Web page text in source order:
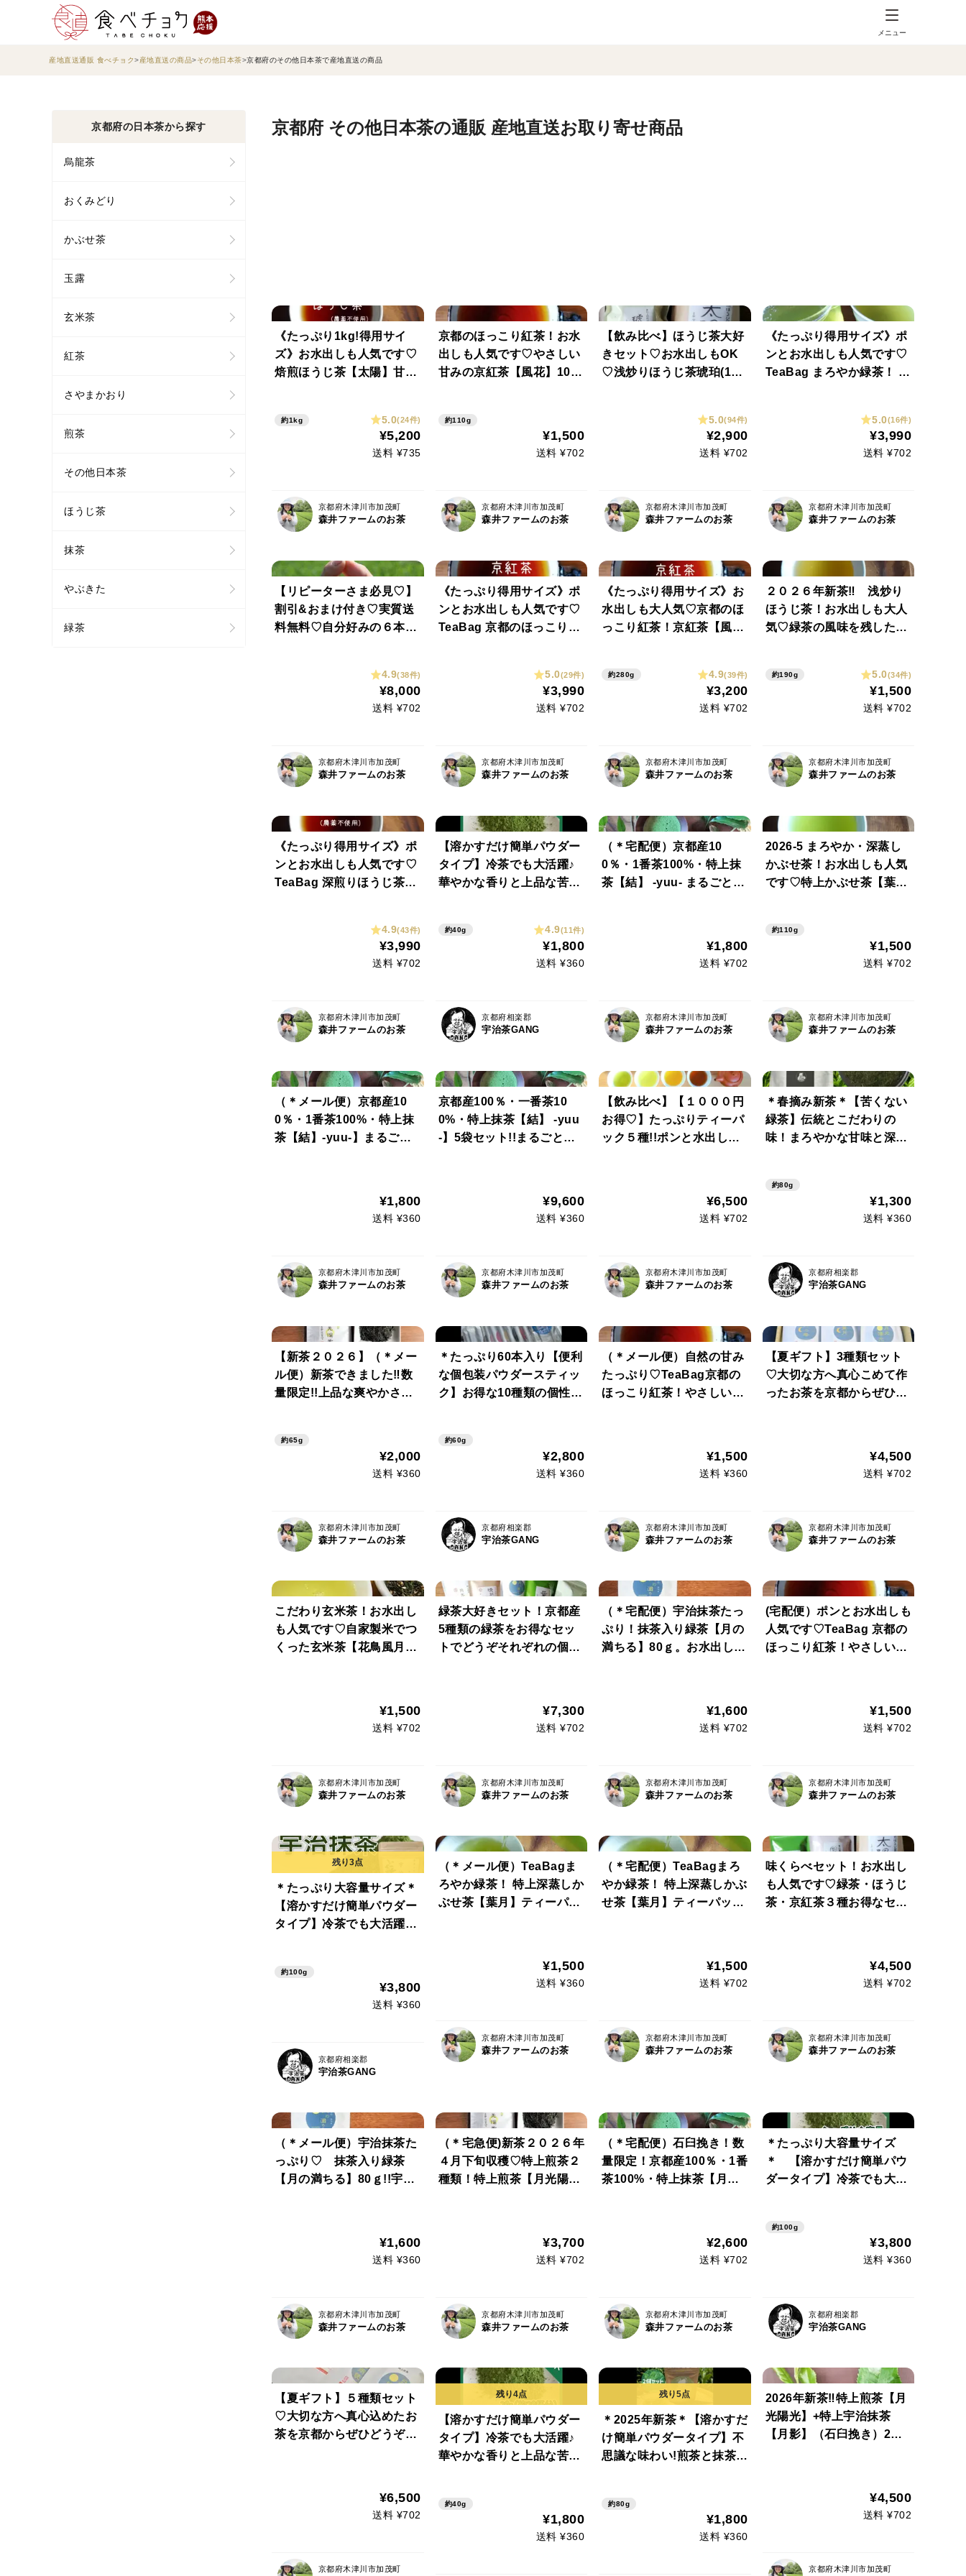
メニュー
産地直送通販 食べチョク 産地直送の商品 その他日本茶 京都府のその他日本茶で産地直送の商品
京都府 その他日本茶の通販 産地直送お取り寄せ商品
《たっぷり1kg!得用サイ
ズ》お水出しも人気です♡
焙煎ほうじ茶【太陽】甘み
0%・すべて農薬・化学肥
料・除草剤・畜産堆肥 不
約1kg 5.0(24件)
¥5,200
送料 ¥735
京都府木津川市加茂町
森井ファームのお茶
京都のほっこり紅茶！お水
出しも人気です♡やさしい
甘みの京紅茶【風花】105
約110g
¥1,500
送料 ¥702
京都府木津川市加茂町
森井ファームのお茶
【飲み比べ】ほうじ茶大好
きセット♡お水出しもOK
♡浅炒りほうじ茶琥珀(185
薬・化学肥料・除草剤不使
用）（ティーパックリクエ
5.0(94件)
¥2,900
送料 ¥702
京都府木津川市加茂町
森井ファームのお茶
《たっぷり得用サイズ》ポ
ンとお水出しも人気です♡
TeaBag まろやか緑茶！ 特
３ｇ×６０コ）（農薬・化
学肥料・除草剤不使用）自
然素材パック使用♡
5.0(16件)
¥3,990
送料 ¥702
京都府木津川市加茂町
森井ファームのお茶
【リピーターさま必見♡】
割引&おまけ付き♡実質送
料無料♡自分好みの６本セ
事項より6本リクエストOK
です！宇治抹茶結やティー
パックなどもOK！）
4.9(38件)
¥8,000
送料 ¥702
京都府木津川市加茂町
森井ファームのお茶
《たっぷり得用サイズ》ポ
ンとお水出しも人気です♡
TeaBag 京都のほっこり紅
６０コ）（農薬・化学肥
料・除草剤不使用）自然素
5.0(29件)
¥3,990
送料 ¥702
京都府木津川市加茂町
森井ファームのお茶
《たっぷり得用サイズ》お
水出しも大人気♡京都のほ
っこり紅茶！京紅茶【風
草剤不使用）
約280g 4.9(39件)
¥3,200
送料 ¥702
京都府木津川市加茂町
森井ファームのお茶
２０２６年新茶‼ 浅炒り
ほうじ茶！お水出しも大人
気♡緑茶の風味を残した手
使用した爽やかな香りもぜ
ひどうぞ♡（農薬・化学肥
料・除草剤・畜産堆肥不使
約190g 5.0(34件)
¥1,500
送料 ¥702
京都府木津川市加茂町
森井ファームのお茶
《たっぷり得用サイズ》ポ
ンとお水出しも人気です♡
TeaBag 深煎りほうじ茶
番茶の甘みも楽しんで頂け
ます♡(農薬・化学肥料・除
4.9(43件)
¥3,990
送料 ¥702
京都府木津川市加茂町
森井ファームのお茶
【溶かすだけ簡単パウダー
タイプ】冷茶でも大活躍♪
華やかな香りと上品な苦
肥料・除草剤・畜産堆肥不
約40g 4.9(11件)
¥1,800
送料 ¥360
京都府相楽郡
宇治茶GANG
（＊宅配便）京都産10
0％・1番茶100%・特上抹
茶【結】 -yuu- まるごとい
薬・化学肥料・除草剤・畜
¥1,800
送料 ¥702
京都府木津川市加茂町
森井ファームのお茶
2026-5 まろやか・深蒸し
かぶせ茶！お水出しも人気
です♡特上かぶせ茶【葉
００％・１番茶１００％・
遮光茶100％）（農薬・化
学肥料・除草剤不使用）
約110g
¥1,500
送料 ¥702
京都府木津川市加茂町
森井ファームのお茶
（＊メール便）京都産10
0％・1番茶100%・特上抹
茶【結】-yuu-】まるごと
（農薬・化学肥料・除草
剤・畜産堆肥 不使用）
¥1,800
送料 ¥360
京都府木津川市加茂町
森井ファームのお茶
京都産100％・一番茶10
0%・特上抹茶【結】 -yuu
-】5袋セット!!まるごとい
剤・畜産堆肥すべて不使
用）（実質送料無料）
¥9,600
送料 ¥360
京都府木津川市加茂町
森井ファームのお茶
【飲み比べ】【１０００円
お得♡】たっぷりティーパ
ック５種!!ポンと水出しO
斗希望可能】【リクエスト
¥6,500
送料 ¥702
京都府木津川市加茂町
森井ファームのお茶
＊春摘み新茶＊【苦くない
緑茶】伝統とこだわりの
味！まろやかな甘味と深い
化学肥料・除草剤・畜産堆
肥不使用 宇治茶100%
約80g
¥1,300
送料 ¥360
京都府相楽郡
宇治茶GANG
【新茶２０２６】（＊メー
ル便）新茶できました‼数
量限定!!上品な爽やかさと
6】65g （農薬・化学肥
料・除草剤・畜産堆肥不使
約65g
¥2,000
送料 ¥360
京都府木津川市加茂町
森井ファームのお茶
＊たっぷり60本入り【便利
な個包装パウダースティッ
ク】お得な10種類の個性が
×各3本×2個セット(計60本)
農薬・化学肥料・除草剤・
約60g
¥2,800
送料 ¥360
京都府相楽郡
宇治茶GANG
（＊メール便）自然の甘み
たっぷり♡TeaBag京都の
ほっこり紅茶！やさしい甘
薬・化学肥料・除草剤不使
¥1,500
送料 ¥360
京都府木津川市加茂町
森井ファームのお茶
【夏ギフト】3種類セット
♡大切な方へ真心こめて作
ったお茶を京都からぜひど
肥料・除草剤不使用）【ギ
フト包装・熨斗希望可能】
¥4,500
送料 ¥702
京都府木津川市加茂町
森井ファームのお茶
こだわり玄米茶！お水出し
も人気です♡自家製米でつ
くった玄米茶【花鳥風月】
り致します♡】
お好みの配合もリクエスト
¥1,500
送料 ¥702
京都府木津川市加茂町
森井ファームのお茶
緑茶大好きセット！京都産
5種類の緑茶をお得なセッ
トでどうぞそれぞれの個性
依頼で贈呈用箱入り包装も
承っております！】
¥7,300
送料 ¥702
京都府木津川市加茂町
森井ファームのお茶
（＊宅配便）宇治抹茶たっ
ぷり！抹茶入り緑茶【月の
満ちる】80ｇ。お水出しも
¥1,600
送料 ¥702
京都府木津川市加茂町
森井ファームのお茶
(宅配便）ポンとお水出しも
人気です♡TeaBag 京都の
ほっこり紅茶！やさしい甘
不使用）自然素材パック使
¥1,500
送料 ¥702
京都府木津川市加茂町
森井ファームのお茶
＊たっぷり大容量サイズ＊
【溶かすだけ簡単パウダー
タイプ】冷茶でも大活躍♪
0杯分) 農薬・化学肥料・除
草剤・畜産堆肥不使用 宇
約100g
¥3,800
送料 ¥360
京都府相楽郡
宇治茶GANG
（＊メール便）TeaBagま
ろやか緑茶！ 特上深蒸しか
ぶせ茶【葉月】ティーパッ
農薬・化学肥料・除草剤・
畜産堆肥 不使用】
¥1,500
送料 ¥360
京都府木津川市加茂町
森井ファームのお茶
（＊宅配便）TeaBagまろ
やか緑茶！ 特上深蒸しかぶ
せ茶【葉月】ティーパック
¥1,500
送料 ¥702
京都府木津川市加茂町
森井ファームのお茶
味くらべセット！お水出し
も人気です♡緑茶・ほうじ
茶・京紅茶３種お得なセッ
05g)＊ティーパックに変更
¥4,500
送料 ¥702
京都府木津川市加茂町
森井ファームのお茶
（＊メール便）宇治抹茶た
っぷり♡ 抹茶入り緑茶
【月の満ちる】80ｇ!!宇治
逸品♡（農薬・化学肥料・
¥1,600
送料 ¥360
京都府木津川市加茂町
森井ファームのお茶
（＊宅急便)新茶２０２６年
４月下旬収穫♡特上煎茶２
種類！特上煎茶【月光陽
¥3,700
送料 ¥702
京都府木津川市加茂町
森井ファームのお茶
（＊宅配便）石臼挽き！数
量限定！京都産100％・1番
茶100%・特上抹茶【月
料・除草剤・畜産堆肥 不
¥2,600
送料 ¥702
京都府木津川市加茂町
森井ファームのお茶
＊たっぷり大容量サイズ
＊ 【溶かすだけ簡単パウ
ダータイプ】冷茶でも大活
0杯分) 農薬・化学肥料・除
草剤・畜産堆肥不使用 宇
約100g
¥3,800
送料 ¥360
京都府相楽郡
宇治茶GANG
【夏ギフト】５種類セット
♡大切な方へ真心込めたお
茶を京都からぜひどうぞ♡
薬・化学肥料・除草剤不使
用）【ギフト包装・熨斗希
¥6,500
送料 ¥702
京都府木津川市加茂町
【溶かすだけ簡単パウダー
タイプ】冷茶でも大活躍♪
華やかな香りと上品な苦
肥料・除草剤・畜産堆肥不
約40g
¥1,800
送料 ¥360
＊2025年新茶＊【溶かすだ
け簡単パウダータイプ】不
思議な味わい!煎茶と抹茶の
×2個セット 農薬・化学肥
料・除草剤・畜産堆肥不使
約80g
¥1,800
送料 ¥360
2026年新茶‼特上煎茶【月
光陽光】+特上宇治抹茶
【月影】（石臼挽き）2種
学肥料・除草剤・畜産堆肥
¥4,500
送料 ¥702
京都府木津川市加茂町
京都府の日本茶から探す
烏龍茶
おくみどり
かぶせ茶
玉露
玄米茶
紅茶
さやまかおり
煎茶
その他日本茶
ほうじ茶
抹茶
やぶきた
緑茶